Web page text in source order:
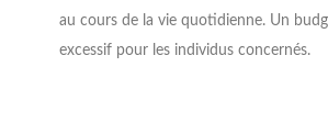
au cours de la vie quotidienne. Un
excessif pour les individus concernés.